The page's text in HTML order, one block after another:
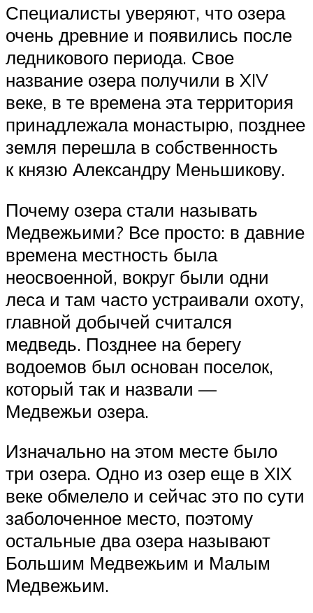
Специалисты уверяют, что озера
очень древние и появились после
ледникового периода. Свое
название озера получили в XIV
веке, в те времена эта территория
принадлежала монастырю, позднее
земля перешла в собственность
к князю Александру Меньшикову.
Почему озера стали называть
Медвежьими? Все просто: в давние
времена местность была
неосвоенной, вокруг были одни
леса и там часто устраивали охоту,
главной добычей считался
медведь. Позднее на берегу
водоемов был основан поселок,
который так и назвали —
Медвежьи озера.
Изначально на этом месте было
три озера. Одно из озер еще в XIX
веке обмелело и сейчас это по сути
заболоченное место, поэтому
остальные два озера называют
Большим Медвежьим и Малым
Медвежьим.